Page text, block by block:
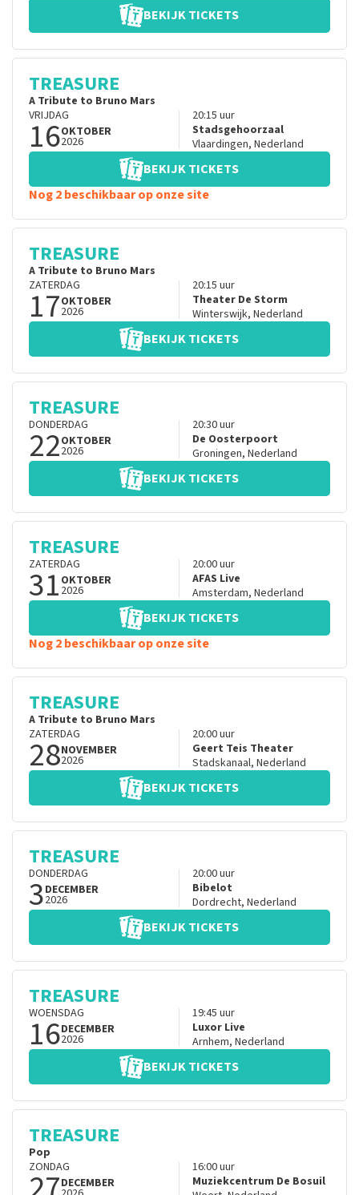
BEKIJK TICKETS
TREASURE
A Tribute to Bruno Mars
VRIJDAG
16OKTOBER
2026
20:15 uur
Stadsgehoorzaal
Vlaardingen, Nederland
BEKIJK TICKETS
Nog 2 beschikbaar op onze site
TREASURE
A Tribute to Bruno Mars
ZATERDAG
17OKTOBER
2026
20:15 uur
Theater De Storm
Winterswijk, Nederland
BEKIJK TICKETS
TREASURE
DONDERDAG
22OKTOBER
2026
20:30uur
De Oosterpoort
Groningen, Nederland
BEKIJK TICKETS
TREASURE
ZATERDAG
31 OKTOBER
2026
20:00uur
AFAS Live
Amsterdam, Nederland
BEKIJK TICKETS
Nog 2 beschikbaar op onze site
TREASURE
A Tribute to Bruno Mars
ZATERDAG
28NOVEMBER
2026
20:00uur
Geert Teis Theater
Stadskanaal, Nederland
BEKIJK TICKETS
TREASURE
DONDERDAG
3DECEMBER
2026
20:00uur
Bibelot
Dordrecht, Nederland
BEKIJK TICKETS
TREASURE
WOENSDAG
16DECEMBER
2026
19:45 uur
Luxor Live
Arnhem, Nederland
BEKIJK TICKETS
TREASURE
Pop
ZONDAG
DECEMBER
16:00uur
Muziekcentrum De Bosuil